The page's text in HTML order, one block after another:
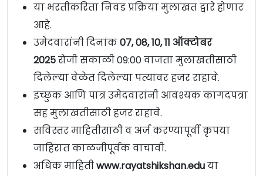
या भरतीकरिता निवड प्रक्रिया मुलाखत द्वारे होणार
आहे.
उमेदवारांनी दिनांक07, 08, 10, 11 ऑक्टोबर
2025रोजी सकाळी 09:00 वाजता मुलाखतीसाठी
दिलेल्या वेळेत दिलेल्या पत्यावर हजर राहावे.
इच्छुक आणि पात्र उमेदवारांनी आवश्यक कागदपत्रा
सह मुलाखतीसाठी हजर राहावे.
सविस्तर माहितीसाठी व अर्ज करण्यापूर्वी कृपया
जाहिरात काळजीपूर्वक वाचावी.
अधिक माहितीwww.rayatshikshan.eduया